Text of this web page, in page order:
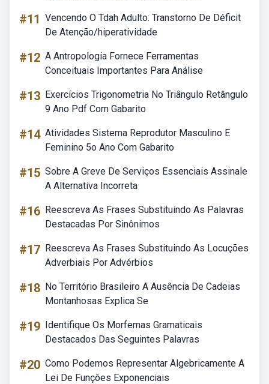
#11 Vencendo O Tdah Adulto: Transtorno De Déficit
De Atenção/hiperatividade
#12 A Antropologia Fornece Ferramentas
Conceituais Importantes Para Análise
#13 Exercícios Trigonometria No Triângulo Retângulo
9 Ano Pdf Com Gabarito
#14 Atividades Sistema Reprodutor Masculino E
Feminino 5o Ano Com Gabarito
#15 Sobre A Greve De Serviços Essenciais Assinale
A Alternativa Incorreta
#16 Reescreva As Frases Substituindo As Palavras
Destacadas Por Sinônimos
#17 Reescreva As Frases Substituindo As Locuções
Adverbiais Por Advérbios
#18 No Território Brasileiro A Ausência De Cadeias
Montanhosas Explica Se
#19 Identifique Os Morfemas Gramaticais
Destacados Das Seguintes Palavras
#20 Como Podemos Representar Algebricamente A
Lei De Funções Exponenciais